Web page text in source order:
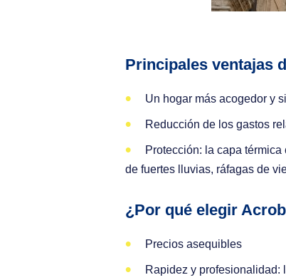
Principales ventajas
Un hogar más acogedor y
Reducción de los gastos
Protección: la capa
de fuertes lluvias, ráfagas de
¿Por qué elegir
Precios asequibles
Rapidez y profesionalidad: